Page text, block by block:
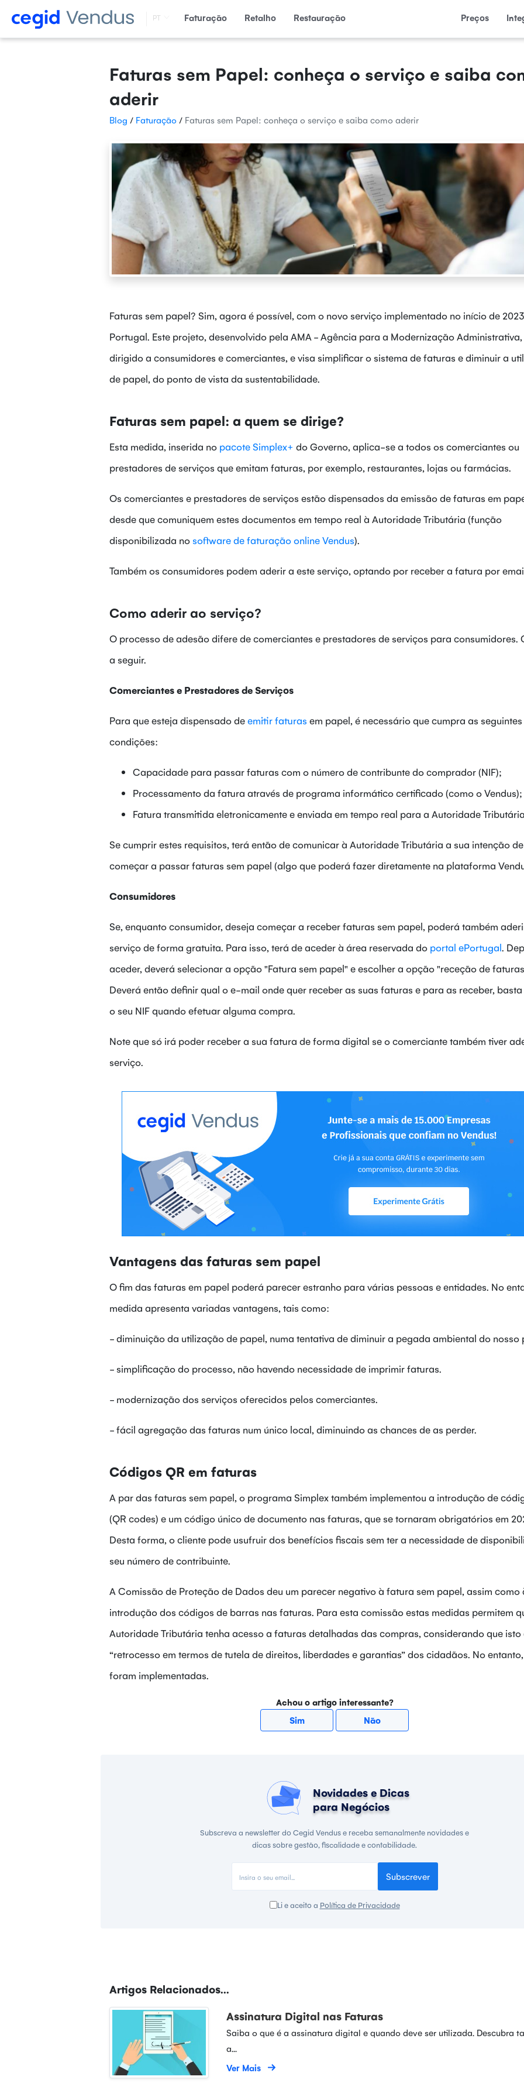
PT Faturação Retalho Restauração Preços
Faturas sem Papel: conheça o serviço e saiba
aderir
Blog / Faturação / Faturas sem Papel: conheça o serviço e saiba como aderir
Faturas sem papel? Sim, agora é possível, com o novo serviço implementado no início de
Portugal. Este projeto, desenvolvido pela AMA - Agência para a Modernização Administrativa,
dirigido a consumidores e comerciantes, e visa simplificar o sistema de faturas e diminuir a
de papel, do ponto de vista da sustentabilidade.
Faturas sem papel: a quem se dirige?
Esta medida, inserida no pacote Simplex+ do Governo, aplica-se a todos os comerciantes ou
prestadores de serviços que emitam faturas, por exemplo, restaurantes, lojas ou farmácias.
Os comerciantes e prestadores de serviços estão dispensados da emissão de faturas em
desde que comuniquem estes documentos em tempo real à Autoridade Tributária (função
disponibilizada no software de faturação online Vendus).
Também os consumidores podem aderir a este serviço, optando por receber a fatura por
Como aderir ao serviço?
O processo de adesão difere de comerciantes e prestadores de serviços para consumidores.
a seguir.
Comerciantes e Prestadores de Serviços
Para que esteja dispensado deemitir faturas em papel, é necessário que cumpra as seguintes
condições:
Capacidade para passar faturas com o número de contribunte do comprador (NIF);
Processamento da fatura através de programa informático certificado (como o Vendus);
Fatura transmitida eletronicamente e enviada em tempo real para a Autoridade
Se cumprir estes requisitos, terá então de comunicar à Autoridade Tributária a sua intenção de
começar a passar faturas sem papel (algo que poderá fazer diretamente na plataforma
Consumidores
Se, enquanto consumidor, deseja começar a receber faturas sem papel, poderá também
serviço de forma gratuita. Para isso, terá de aceder à área reservada do portal ePortugal.
aceder, deverá selecionar a opção "Fatura sem papel" e escolher a opção "receção de
Deverá então definir qual o e-mail onde quer receber as suas faturas e para as receber,
o seu NIF quando efetuar alguma compra.
Note que só irá poder receber a sua fatura de forma digital se o comerciante também tiver
serviço.
Vantagens das faturas sem papel
O fim das faturas em papel poderá parecer estranho para várias pessoas e entidades. No
medida apresenta variadas vantagens, tais como:
- diminuição da utilização de papel, numa tentativa de diminuir a pegada ambiental do nosso
- simplificação do processo, não havendo necessidade de imprimir faturas.
- modernização dos serviços oferecidos pelos comerciantes.
- fácil agregação das faturas num único local, diminuindo as chances de as perder.
Códigos QR em faturas
A par das faturas sem papel, o programa Simplex também implementou a introdução de
(QR codes) e um código único de documento nas faturas, que se tornaram obrigatórios em
Desta forma, o cliente pode usufruir dos benefícios fiscais sem ter a necessidade de
seu número de contribuinte.
A Comissão de Proteção de Dados deu um parecer negativo à fatura sem papel, assim como
introdução dos códigos de barras nas faturas. Para esta comissão estas medidas permitem
Autoridade Tributária tenha acesso a faturas detalhadas das compras, considerando que isto
“retrocesso em termos de tutela de direitos, liberdades e garantias” dos cidadãos. No
foram implementadas.
Achou o artigo interessante?
Sim
Não
Novidades e Dicas
para Negócios
Subscreva a newsletter do Cegid Vendus e receba semanalmente novidades e
dicas sobre gestão, fiscalidade e contabilidade.
Subscrever
Li e aceito a Política de Privacidade
Artigos Relacionados...
Assinatura Digital nas Faturas
Saiba o que é a assinatura digital e quando deve ser utilizada. Descubra
a...
Ver Mais